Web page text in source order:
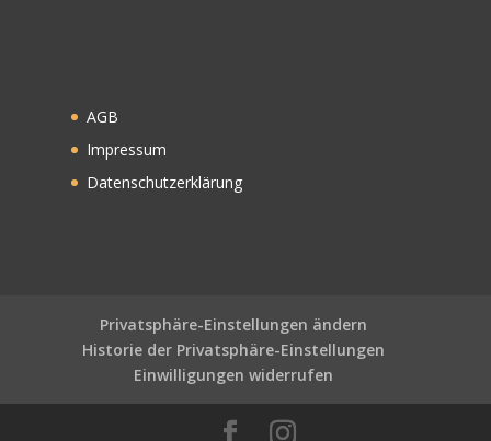
AGB
Impressum
Datenschutzerklärung
Privatsphäre-Einstellungen ändern
Historie der Privatsphäre-Einstellungen
Einwilligungen widerrufen